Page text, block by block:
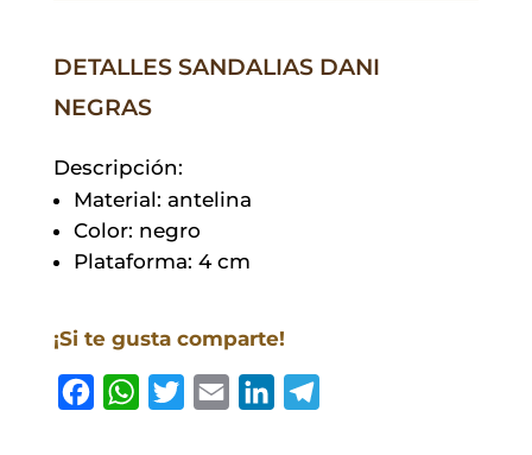
DETALLES SANDALIAS DANI
NEGRAS
Descripción:
Material: antelina
Color: negro
Plataforma: 4 cm
¡Si te gusta comparte!
W